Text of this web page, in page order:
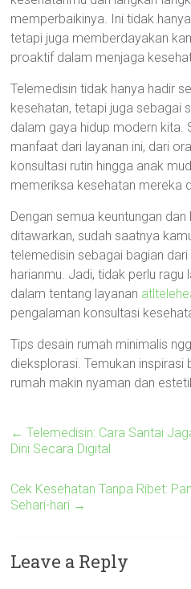
memperbaikinya. Ini tidak
tetapi juga memberdayakan
proaktif dalam menjaga
Telemedisin tidak hanya hadir
kesehatan, tetapi juga sebagai
dalam gaya hidup modern kita.
manfaat dari layanan ini, dari
konsultasi rutin hingga anak
memeriksa kesehatan mereka
Dengan semua keuntungan
ditawarkan, sudah saatnya
telemedisin sebagai bagian
harianmu. Jadi, tidak perlu ragu
dalam tentang layanan
pengalaman konsultasi
Tips desain rumah minimalis
dieksplorasi. Temukan inspirasi
rumah makin nyaman dan
← Telemedisin: Cara Santai
Dini Secara Digital
Cek Kesehatan Tanpa Ribet:
Sehari-hari →
Leave a Reply